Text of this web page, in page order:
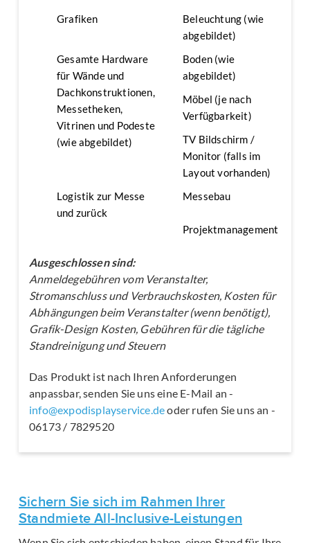
Grafiken
Beleuchtung (wie
abgebildet)
Gesamte Hardware
für Wände und
Dachkonstruktionen,
Messetheken,
Vitrinen und Podeste
(wie abgebildet)
Boden (wie
abgebildet)
Möbel (je nach
Verfügbarkeit)
TV Bildschirm /
Monitor (falls im
Layout vorhanden)
Logistik zur Messe
und zurück
Messebau
Projektmanagement
Ausgeschlossen sind:
Anmeldegebühren vom Veranstalter,
Stromanschluss und Verbrauchskosten, Kosten für
Abhängungen beim Veranstalter (wenn benötigt),
Grafik-Design Kosten, Gebühren für die tägliche
Standreinigung und Steuern
Das Produkt ist nach Ihren Anforderungen
anpassbar, senden Sie uns eine E-Mail an -
info@expodisplayservice.deoder rufen Sie uns an -
06173 / 7829520
Sichern Sie sich im Rahmen Ihrer
Standmiete All-Inclusive-Leistungen